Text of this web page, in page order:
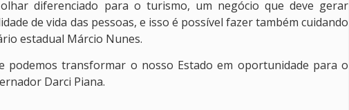
diferenciado para o turismo, um negócio que deve gerar
de vida das pessoas, e isso é possível fazer também cuidando
estadual Márcio Nunes.
podemos transformar o nosso Estado em oportunidade para o
Darci Piana.